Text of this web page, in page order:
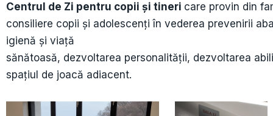
Centrul de Zi pentru copii și tineri care provin din
consiliere copii și adolescenți în vederea prevenirii
igienă și viață
sănătoasă, dezvoltarea personalității, dezvoltarea
spațiul de joacă adiacent.